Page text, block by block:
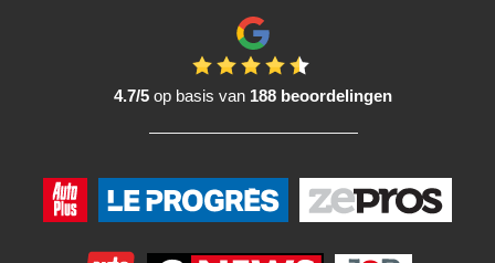
4.7/5 op basis van 188 beoordelingen